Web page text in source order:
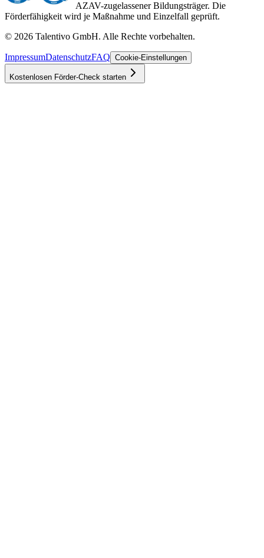
AZAV-zugelassener Bildungsträger. Die
Förderfähigkeit wird je Maßnahme und Einzelfall geprüft.
© 2026 Talentivo GmbH. Alle Rechte vorbehalten.
ImpressumDatenschutzFAQ Cookie-Einstellungen
Kostenlosen Förder-Check starten